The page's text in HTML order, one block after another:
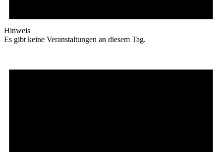
Hinweis
Es gibt keine Veranstaltungen an diesem Tag.